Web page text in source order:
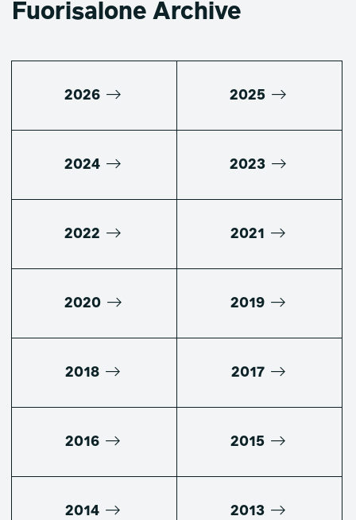
Fuorisalone Archive
2026 2025
2024 2023
2022 2021
2020 2019
2018 2017
2016 2015
2014 2013